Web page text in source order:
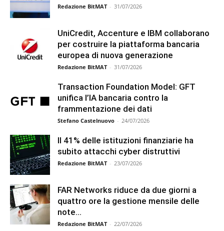
Redazione BitMAT - 31/07/2026
UniCredit, Accenture e IBM collaborano
per costruire la piattaforma bancaria
europea di nuova generazione
Redazione BitMAT - 31/07/2026
Transaction Foundation Model: GFT
unifica l’IA bancaria contro la
frammentazione dei dati
Stefano Castelnuovo - 24/07/2026
Il 41% delle istituzioni finanziarie ha
subito attacchi cyber distruttivi
Redazione BitMAT - 23/07/2026
FAR Networks riduce da due giorni a
quattro ore la gestione mensile delle
note...
Redazione BitMAT - 22/07/2026